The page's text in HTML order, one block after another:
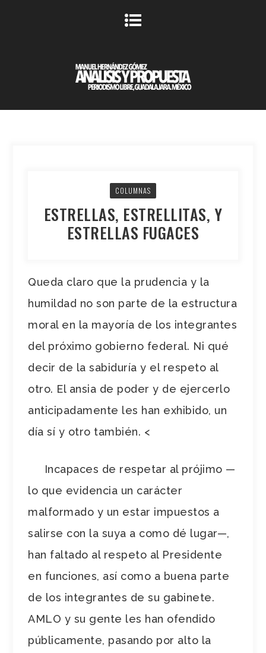
COLUMNAS
ESTRELLAS, ESTRELLITAS, Y
ESTRELLAS FUGACES
Queda claro que la prudencia y la
humildad no son parte de la estructura
moral en la mayoría de los integrantes
del próximo gobierno federal. Ni qué
decir de la sabiduría y el respeto al
otro. El ansia de poder y de ejercerlo
anticipadamente les han exhibido, un
día sí y otro también. <
Incapaces de respetar al prójimo —
lo que evidencia un carácter
malformado y un estar impuestos a
salirse con la suya a como dé lugar—,
han faltado al respeto al Presidente
en funciones, así como a buena parte
de los integrantes de su gabinete.
AMLO y su gente les han ofendido
públicamente, pasando por alto la